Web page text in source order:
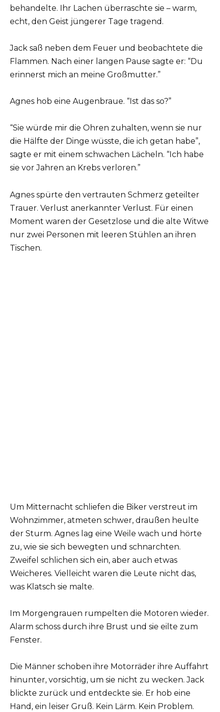
behandelte. Ihr Lachen überraschte sie – warm,
echt, den Geist jüngerer Tage tragend.
Jack saß neben dem Feuer und beobachtete die
Flammen. Nach einer langen Pause sagte er: “Du
erinnerst mich an meine Großmutter.”
Agnes hob eine Augenbraue. “Ist das so?”
“Sie würde mir die Ohren zuhalten, wenn sie nur
die Hälfte der Dinge wüsste, die ich getan habe”,
sagte er mit einem schwachen Lächeln. “Ich habe
sie vor Jahren an Krebs verloren.”
Agnes spürte den vertrauten Schmerz geteilter
Trauer. Verlust anerkannter Verlust. Für einen
Moment waren der Gesetzlose und die alte Witwe
nur zwei Personen mit leeren Stühlen an ihren
Tischen.
Um Mitternacht schliefen die Biker verstreut im
Wohnzimmer, atmeten schwer, draußen heulte
der Sturm. Agnes lag eine Weile wach und hörte
zu, wie sie sich bewegten und schnarchten.
Zweifel schlichen sich ein, aber auch etwas
Weicheres. Vielleicht waren die Leute nicht das,
was Klatsch sie malte.
Im Morgengrauen rumpelten die Motoren wieder.
Alarm schoss durch ihre Brust und sie eilte zum
Fenster.
Die Männer schoben ihre Motorräder ihre Auffahrt
hinunter, vorsichtig, um sie nicht zu wecken. Jack
blickte zurück und entdeckte sie. Er hob eine
Hand, ein leiser Gruß. Kein Lärm. Kein Problem.